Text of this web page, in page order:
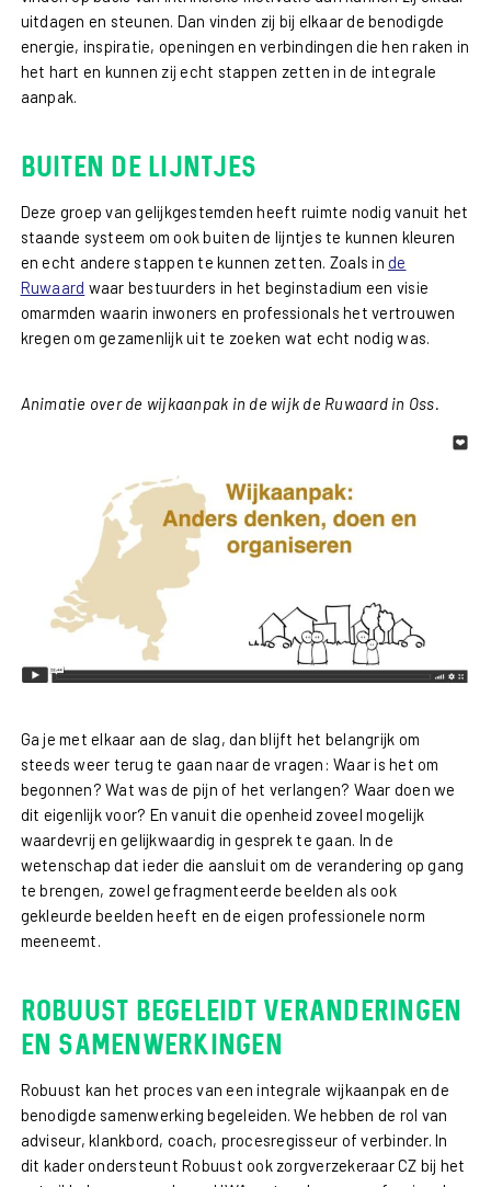
uitdagen en steunen. Dan vinden zij bij elkaar de benodigde
energie, inspiratie, openingen en verbindingen die hen raken in
het hart en kunnen zij echt stappen zetten in de integrale
aanpak.
Buiten de lijntjes
Deze groep van gelijkgestemden heeft ruimte nodig vanuit het
staande systeem om ook buiten de lijntjes te kunnen kleuren
en echt andere stappen te kunnen zetten. Zoals in de
Ruwaard waar bestuurders in het beginstadium een visie
omarmden waarin inwoners en professionals het vertrouwen
kregen om gezamenlijk uit te zoeken wat echt nodig was.
Animatie over de wijkaanpak in de wijk de Ruwaard in Oss.
Ga je met elkaar aan de slag, dan blijft het belangrijk om
steeds weer terug te gaan naar de vragen: Waar is het om
begonnen? Wat was de pijn of het verlangen? Waar doen we
dit eigenlijk voor? En vanuit die openheid zoveel mogelijk
waardevrij en gelijkwaardig in gesprek te gaan. In de
wetenschap dat ieder die aansluit om de verandering op gang
te brengen, zowel gefragmenteerde beelden als ook
gekleurde beelden heeft en de eigen professionele norm
meeneemt.
Robuust begeleidt veranderingen
en samenwerkingen
Robuust kan het proces van een integrale wijkaanpak en de
benodigde samenwerking begeleiden. We hebben de rol van
adviseur, klankbord, coach, procesregisseur of verbinder. In
dit kader ondersteunt Robuust ook zorgverzekeraar CZ bij het